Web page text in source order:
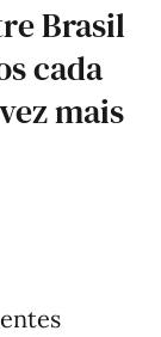
Brasil
cada
mais